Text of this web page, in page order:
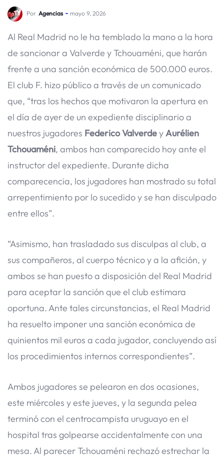
Por Agencias mayo 9, 2026
Al Real Madrid no le ha temblado la mano a la hora
de sancionar a Valverde y Tchouaméni, que harán
frente a una sanción económica de 500.000 euros.
El club F. hizo público a través de un comunicado
que, “tras los hechos que motivaron la apertura en
el día de ayer de un expediente disciplinario a
nuestros jugadores Federico ValverdeyAurélien
Tchouaméni, ambos han comparecido hoy ante el
instructor del expediente. Durante dicha
comparecencia, los jugadores han mostrado su total
arrepentimiento por lo sucedido y se han disculpado
entre ellos”.
“Asimismo, han trasladado sus disculpas al club, a
sus compañeros, al cuerpo técnico y a la afición, y
ambos se han puesto a disposición del Real Madrid
para aceptar la sanción que el club estimara
oportuna. Ante tales circunstancias, el Real Madrid
ha resuelto imponer una sanción económica de
quinientos mil euros a cada jugador, concluyendo así
los procedimientos internos correspondientes”.
Ambos jugadores se pelearon en dos ocasiones,
este miércoles y este jueves, y la segunda pelea
terminó con el centrocampista uruguayo en el
hospital tras golpearse accidentalmente con una
mesa. Al parecer Tchouaméni rechazó estrechar la